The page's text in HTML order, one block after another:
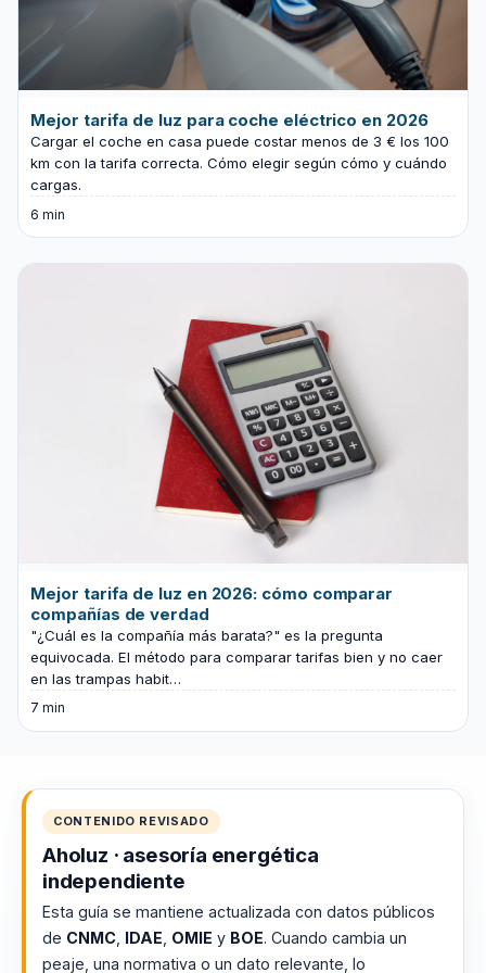
Mejor tarifa de luz para coche eléctrico en 2026
Cargar el coche en casa puede costar menos de 3 € los 100
km con la tarifa correcta. Cómo elegir según cómo y cuándo
cargas.
6 min
Mejor tarifa de luz en 2026: cómo comparar
compañías de verdad
"¿Cuál es la compañía más barata?" es la pregunta
equivocada. El método para comparar tarifas bien y no caer
en las trampas habit…
7 min
CONTENIDO REVISADO
Aholuz · asesoría energética
independiente
Esta guía se mantiene actualizada con datos públicos
de CNMC IDAE OMIE y BOE. Cuando cambia un
peaje, una normativa o un dato relevante, lo